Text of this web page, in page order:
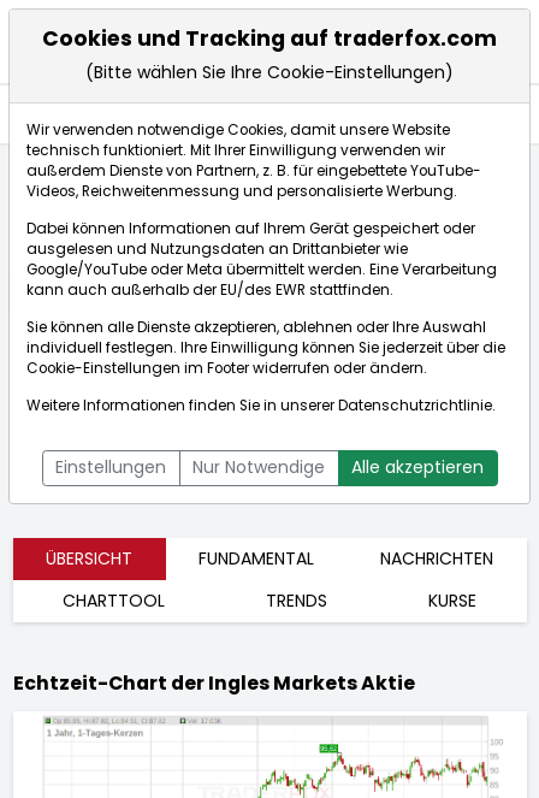
Börse:
US4570301048]
Aktienkurse
Bid:87,320$Ask:87,830$
ÜBERSICHT FUNDAMENTAL
NACHRICHTEN
CHARTTOOL
TRENDS KURSE
Echtzeit-Chart der Ingles Markets Aktie
Cookies und Tracking auf traderfox.com
(Bitte wählen Sie Ihre Cookie-Einstellungen)
Wir verwenden notwendige Cookies, damit unsere Website
technisch funktioniert. Mit Ihrer Einwilligung verwenden wir
außerdem Dienste von Partnern, z. B. für eingebettete YouTube-
Videos, Reichweitenmessung und personalisierte Werbung.
Dabei können Informationen auf Ihrem Gerät gespeichert oder
ausgelesen und Nutzungsdaten an Drittanbieter wie
Google/YouTube oder Meta übermittelt werden. Eine Verarbeitung
kann auch außerhalb der EU/des EWR stattfinden.
Sie können alle Dienste akzeptieren, ablehnen oder Ihre Auswahl
individuell festlegen. Ihre Einwilligung können Sie jederzeit über die
Cookie-Einstellungen im Footer widerrufen oder ändern.
Weitere Informationen finden Sie in unsererDatenschutzrichtlinie.
Einstellungen Nur Notwendige Alle akzeptieren